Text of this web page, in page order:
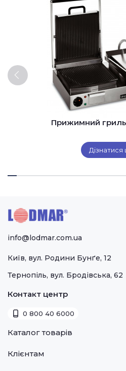
Прижимний
Дізнатися
info@lodmar.com.ua
Київ, вул. Родини Бунґе, 12
Тернопіль, вул. Бродівська, 62
Контакт центр
0 800 40 6000
Каталог товарів
Теплове
Клієнтам